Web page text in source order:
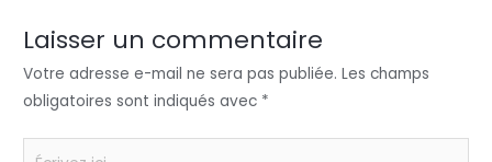
n o
o
k
p
p
er
Laisser un commentaire
Votre adresse e-mail ne sera pas publiée. Les champs
obligatoires sont indiqués avec *
Écrivez